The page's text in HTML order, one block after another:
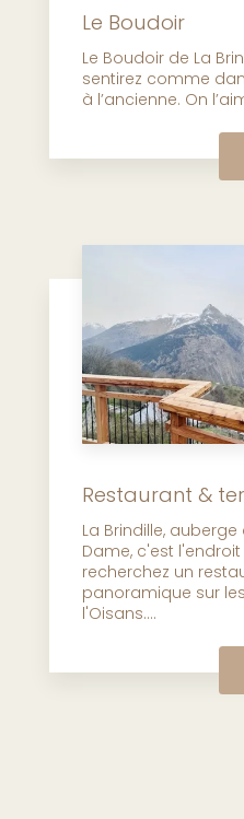
Le Boudoir
Le Boudoir de La
sentirez comme
à l’ancienne. On
Restaurant &
La Brindille,
Dame, c'est
recherchez un
panoramique sur
l'Oisans....